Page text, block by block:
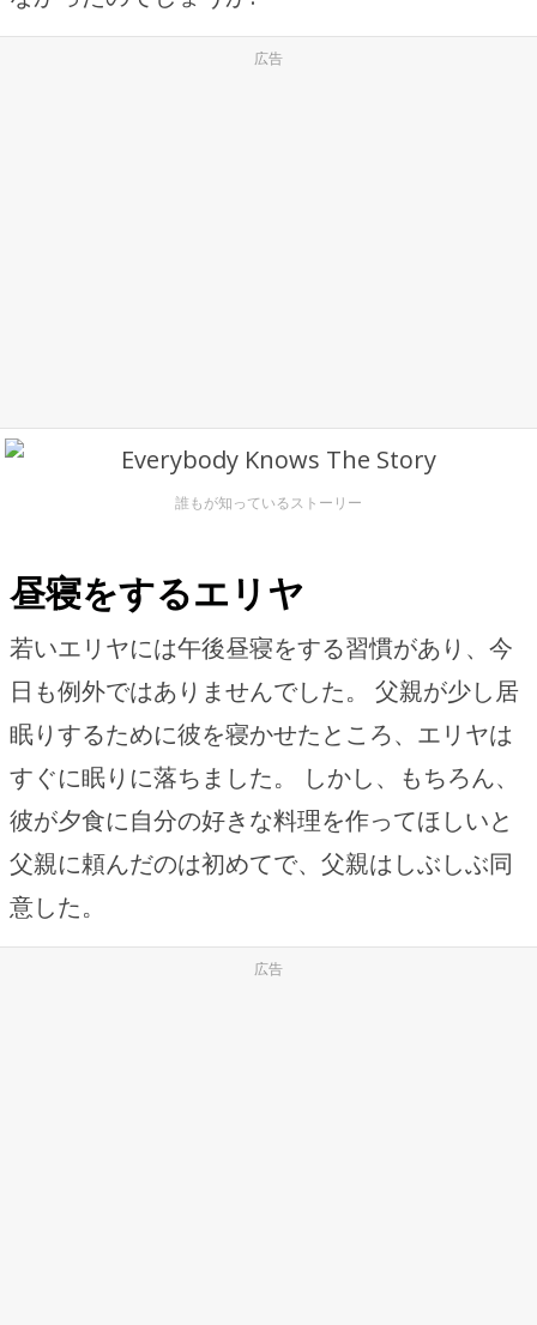
広告
誰もが知っているストーリー
昼寝をするエリヤ
若いエリヤには午後昼寝をする習慣があり、今
日も例外ではありませんでした。 父親が少し居
眠りするために彼を寝かせたところ、エリヤは
すぐに眠りに落ちました。 しかし、もちろん、
彼が夕食に自分の好きな料理を作ってほしいと
父親に頼んだのは初めてで、父親はしぶしぶ同
意した。
広告